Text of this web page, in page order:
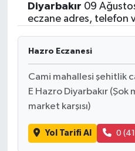
Diyarbakır 09
eczane adres, telefon
Hazro Eczanesi
Cami mahallesi şehitlik
E Hazro Diyarbakır
market karşısı)
Yol Tarifi Al 0
Dünya
RESMİ İLANLAR
Haber Arşivi